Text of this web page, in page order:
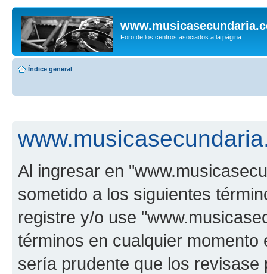
Foro de los centros asociados a la página.
Índice general
Al ingresar en
sometido a los siguientes
registre y/o use
términos en cualquier
sería prudente que los